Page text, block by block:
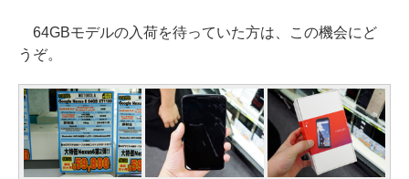
64GBモデルの入荷を待っていた方は、この機会にど
うぞ。